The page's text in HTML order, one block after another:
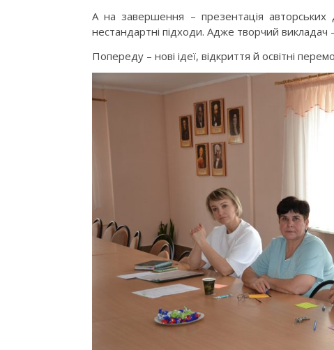
А на завершення – презентація авторських
нестандартні підходи. Адже творчий викладач
Попереду – нові ідеї, відкриття й освітні